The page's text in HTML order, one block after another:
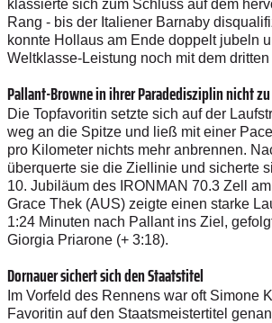
klassierte sich zum Schluss auf dem
Rang - bis der Italiener Barnaby
konnte Hollaus am Ende doppelt jubeln
Weltklasse-Leistung noch mit dem
Pallant-Browne in ihrer Paradedisziplin nicht
Die Topfavoritin setzte sich auf der
weg an die Spitze und ließ mit einer
pro Kilometer nichts mehr anbrennen.
überquerte sie die Ziellinie und sicherte
10. Jubiläum des IRONMAN 70.3 Zell
Grace Thek (AUS) zeigte einen starke
1:24 Minuten nach Pallant ins Ziel,
Giorgia Priarone (+ 3:18).
Dornauer sichert sich den Staatstitel
Im Vorfeld des Rennens war oft Simone
Favoritin auf den Staatsmeistertitel